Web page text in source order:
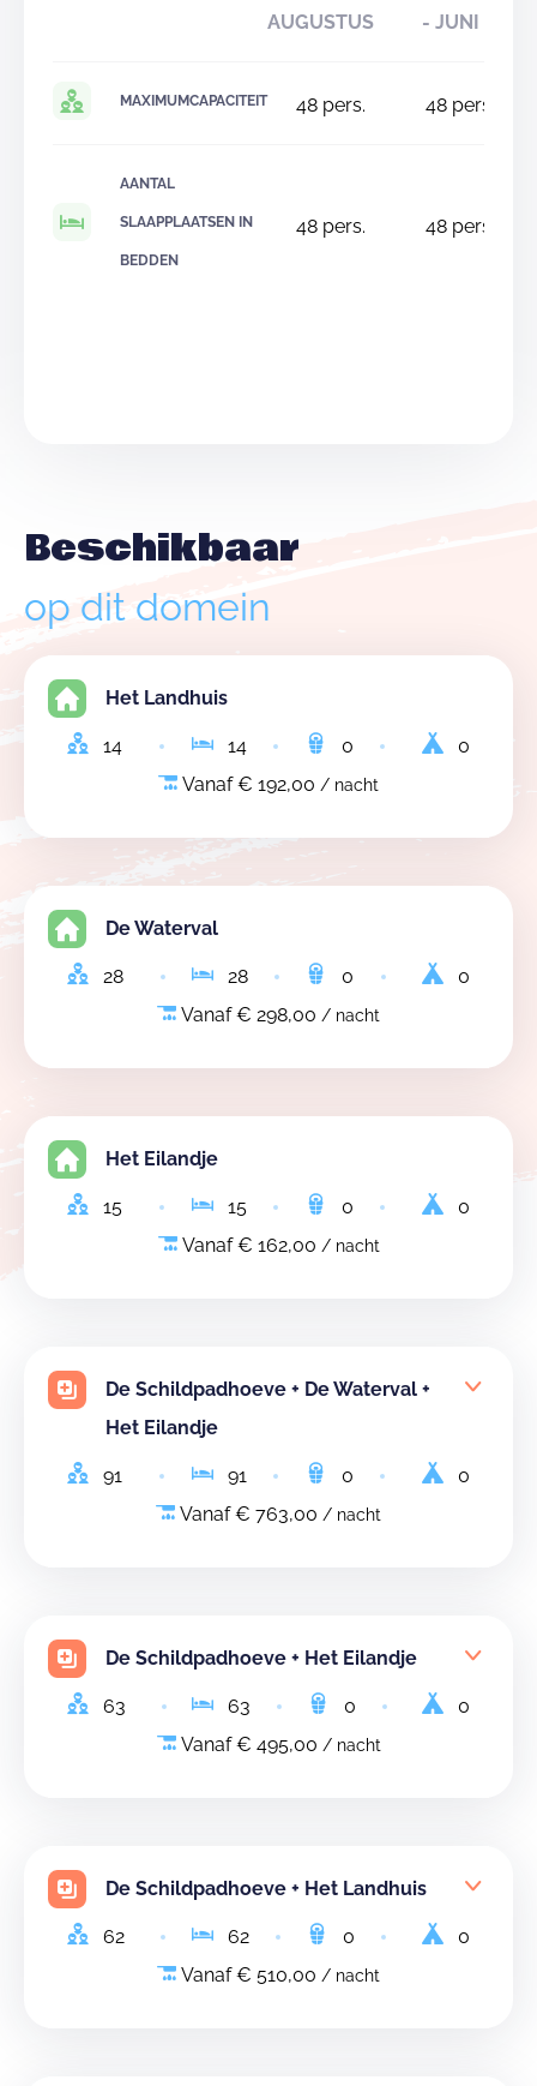
AUGUSTUS - JUNI
MAXIMUMCAPACITEIT 48pers. 48 pers.
AANTAL
SLAAPPLAATSEN IN
BEDDEN
48pers. 48 pers.
Beschikbaar
op dit domein
Het Landhuis
14 14 0
0
Vanaf € 192,00 / nacht
De Waterval
28 28 0
0
Vanaf € 298,00 / nacht
Het Eilandje
15 15 0
0
Vanaf € 162,00 / nacht
De Schildpadhoeve + De Waterval +
Het Eilandje
91 91 0
0
Vanaf € 763,00 / nacht
De Schildpadhoeve + Het Eilandje
63 63 0
0
Vanaf € 495,00 / nacht
De Schildpadhoeve + Het Landhuis
62 62 0
0
Vanaf € 510,00 / nacht